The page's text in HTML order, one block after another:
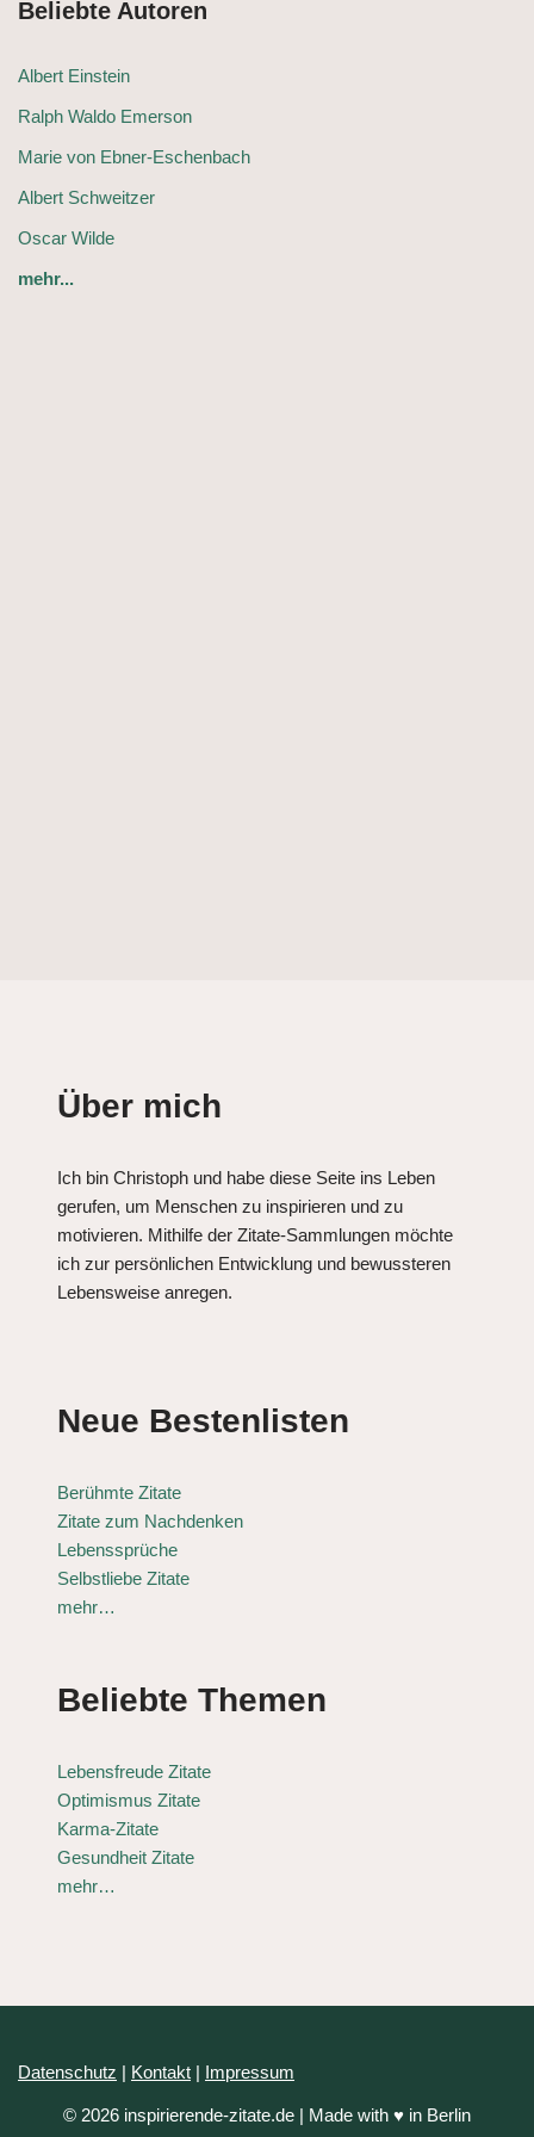
Beliebte Autoren
Albert Einstein
Ralph Waldo Emerson
Marie von Ebner-Eschenbach
Albert Schweitzer
Oscar Wilde
mehr...
Über mich
Ich bin Christoph und habe diese Seite ins Leben
gerufen, um Menschen zu inspirieren und zu
motivieren. Mithilfe der Zitate-Sammlungen möchte
ich zur persönlichen Entwicklung und bewussteren
Lebensweise anregen.
Neue Bestenlisten
Berühmte Zitate
Zitate zum Nachdenken
Lebenssprüche
Selbstliebe Zitate
mehr…
Beliebte Themen
Lebensfreude Zitate
Optimismus Zitate
Karma-Zitate
Gesundheit Zitate
mehr…
Datenschutz | Kontakt | Impressum
© 2026 inspirierende-zitate.de | Made with ♥ in Berlin